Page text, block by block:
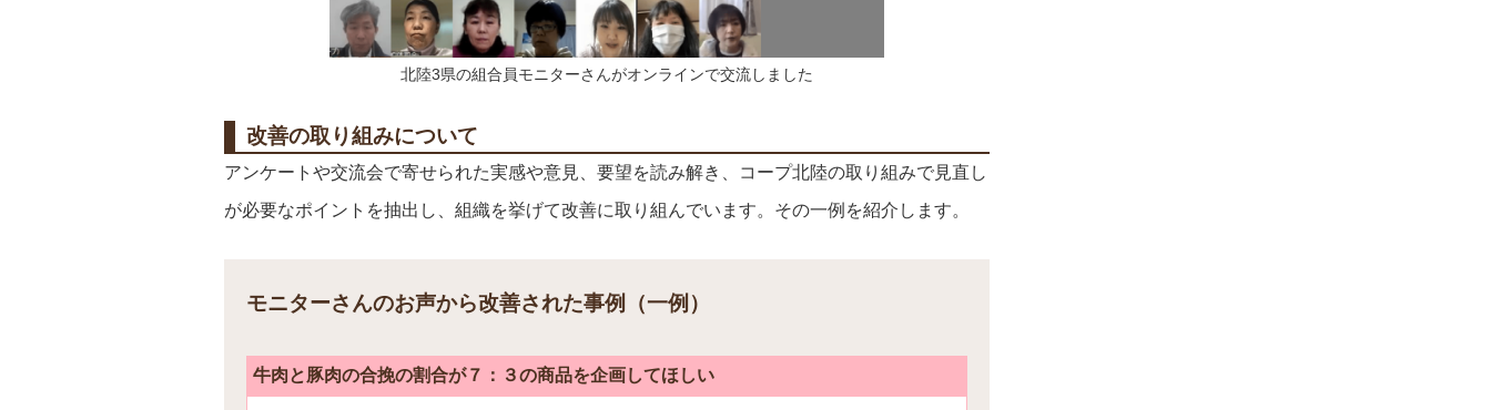
北陸3県の組合員モニターさんがオンラインで交流しました
改善の取り組みについて
アンケートや交流会で寄せられた実感や意見、要望を読み解き、コープ北陸の取り組みで見直し
が必要なポイントを抽出し、組織を挙げて改善に取り組んでいます。その一例を紹介します。
モニターさんのお声から改善された事例（一例）
牛肉と豚肉の合挽の割合が７：３の商品を企画してほしい